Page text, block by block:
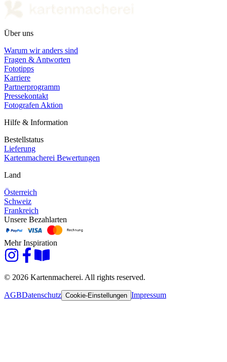
Über uns
Warum wir anders sind
Fragen & Antworten
Fototipps
Karriere
Partnerprogramm
Pressekontakt
Fotografen Aktion
Hilfe & Information
Bestellstatus
Lieferung
Kartenmacherei Bewertungen
Land
Österreich
Schweiz
Frankreich
Unsere Bezahlarten
Mehr Inspiration
© 2026 Kartenmacherei. All rights reserved.
AGBDatenschutz Cookie-Einstellungen Impressum